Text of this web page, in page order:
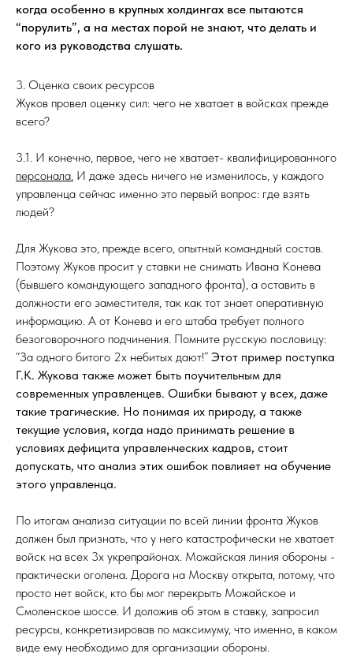
когда особенно в крупных холдингах все пытаются
“порулить”, а на местах порой не знают, что делать и
кого из руководства слушать.
3. Оценка своих ресурсов
Жуков провел оценку сил: чего не хватает в войсках прежде
всего?
3.1. И конечно, первое, чего не хватает- квалифицированного
персонала. И даже здесь ничего не изменилось, у каждого
управленца сейчас именно это первый вопрос: где взять
людей?
Для Жукова это, прежде всего, опытный командный состав.
Поэтому Жуков просит у ставки не снимать Ивана Конева
(бывшего командующего западного фронта), а оставить в
должности его заместителя, так как тот знает оперативную
информацию. А от Конева и его штаба требует полного
безоговорочного подчинения. Помните русскую пословицу:
“За одного битого 2х небитых дают!” Этот пример поступка
Г.К. Жукова также может быть поучительным для
современных управленцев. Ошибки бывают у всех, даже
такие трагические. Но понимая их природу, а также
текущие условия, когда надо принимать решение в
условиях дефицита управленческих кадров, стоит
допускать, что анализ этих ошибок повлияет на обучение
этого управленца.
По итогам анализа ситуации по всей линии фронта Жуков
должен был признать, что у него катастрофически не хватает
войск на всех 3х укрепрайонах. Можайская линия обороны -
практически оголена. Дорога на Москву открыта, потому, что
просто нет войск, кто бы мог перекрыть Можайское и
Смоленское шоссе. И доложив об этом в ставку, запросил
ресурсы, конкретизировав по максимуму, что именно, в каком
виде ему необходимо для организации обороны.